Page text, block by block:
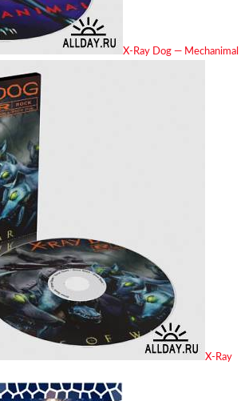
X-Ray Dog — Mechanimal
X-Ray